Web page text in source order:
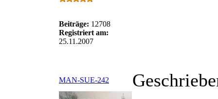
Beiträge: 12708
Registriert am:
25.11.2007
MAN-SUE-242